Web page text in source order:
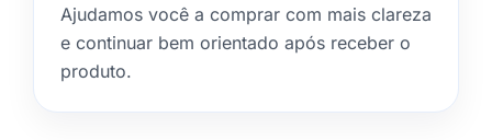
Ajudamos você a comprar com mais clareza
e continuar bem orientado após receber o
produto.